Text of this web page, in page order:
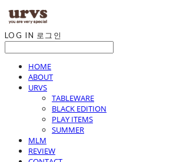
LOG IN 로그인
HOME
ABOUT
URVS
TABLEWARE
BLACK EDITION
PLAY ITEMS
SUMMER
MLM
REVIEW